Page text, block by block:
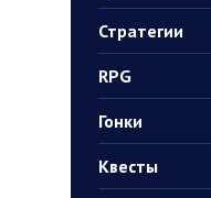
Стратегии
RPG
Гонки
Квесты